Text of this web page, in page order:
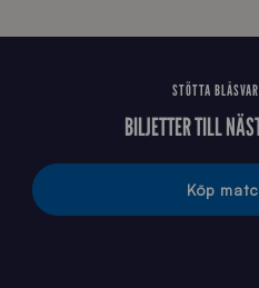
STÖTTA
BILJETTER TILL
Köp